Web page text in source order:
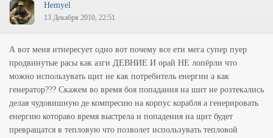
Hemyel
13 Декабря 2010, 22:51
А вот меня итнересует одно вот почему все ети мега супер пуер
продвинутые расы как азги ДЕВНИЕ И орай НЕ лопёрли что
можно использувать щит не как потребитель енергии а как
генератор??? Скажем во время боя попадания на шит не розтекались
делая чудовишную де компресию на корпус корабля а генерировать
енергию котораво время выстрела и попадения на щит будет
превращатся в тепловую что позволет использувать тепловой